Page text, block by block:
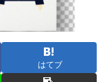
はてブ